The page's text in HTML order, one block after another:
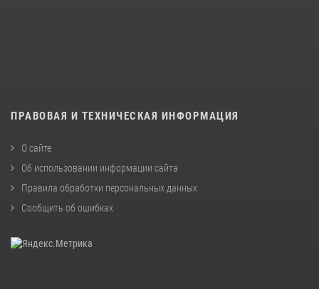
ПРАВОВАЯ И ТЕХНИЧЕСКАЯ ИНФОРМАЦИЯ
О сайте
Об использовании информации сайта
Правила обработки персональных данных
Сообщить об ошибках